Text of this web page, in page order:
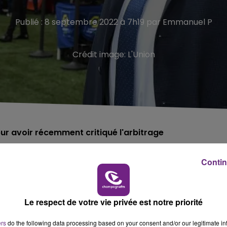
Publié : 8 septembre 2022 à 7h19 par Emmanuel P
Crédit image: L'Union
avoir récemment critiqué l'arbitrage
le match entre le Stade de Reims et l'Olympique
le trio arbitral de la rencontre.
Le respect de votre vie privée est notre priorité
do the following data processing based on your consent and/or our legitimate